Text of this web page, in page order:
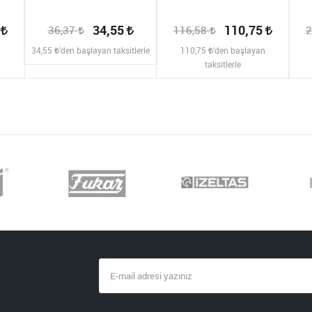
36,37 34,55
34,55 'den başlayan taksitlerle
116,58 110,75
110,75
'den başlayan
taksitlerle